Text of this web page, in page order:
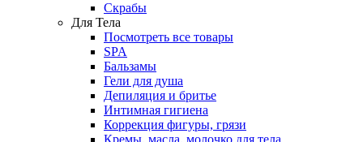
Скрабы
Для Тела
Посмотреть все товары
SPA
Бальзамы
Гели для душа
Депиляция и бритье
Интимная гигиена
Коррекция фигуры, грязи
Кремы, масла, молочко для тела